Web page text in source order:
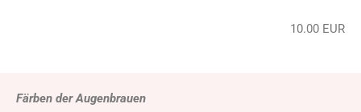
10.00 EUR
Färben der Augenbrauen